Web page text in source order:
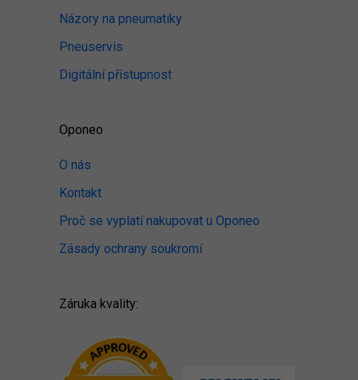
Názory na pneumatiky
Pneuservis
Digitální přístupnost
Oponeo
O nás
Kontakt
Proč se vyplatí nakupovat u Oponeo
Zásady ochrany soukromí
Záruka kvality: